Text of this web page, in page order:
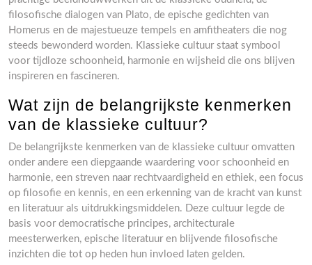
filosofische dialogen van Plato, de epische gedichten van
Homerus en de majestueuze tempels en amfitheaters die nog
steeds bewonderd worden. Klassieke cultuur staat symbool
voor tijdloze schoonheid, harmonie en wijsheid die ons blijven
inspireren en fascineren.
Wat zijn de belangrijkste kenmerken
van de klassieke cultuur?
De belangrijkste kenmerken van de klassieke cultuur omvatten
onder andere een diepgaande waardering voor schoonheid en
harmonie, een streven naar rechtvaardigheid en ethiek, een focus
op filosofie en kennis, en een erkenning van de kracht van kunst
en literatuur als uitdrukkingsmiddelen. Deze cultuur legde de
basis voor democratische principes, architecturale
meesterwerken, epische literatuur en blijvende filosofische
inzichten die tot op heden hun invloed laten gelden.